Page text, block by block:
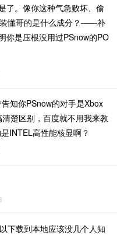
了。像你这种气急败坏、偷
懂哥的是什么成分？——补
你是压根没用过PSnow的PO
知你PSnow的对手是Xbox
楚区别，百度就不用我来教
INTEL高性能核显啊？
下载到本地应该没几个人知